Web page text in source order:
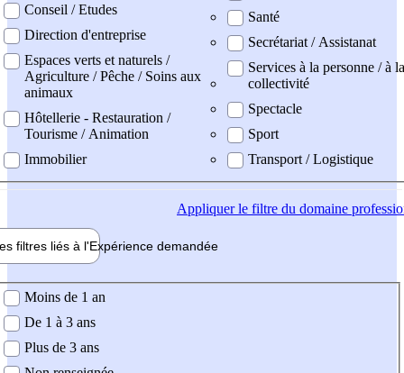
Conseil / Etudes
Direction d'entreprise
Espaces verts et naturels /
Agriculture / Pêche / Soins aux
animaux
Hôtellerie - Restauration /
Tourisme / Animation
Immobilier
Santé
Secrétariat / Assistanat
Services à la personne / à la
collectivité
Spectacle
Sport
Transport / Logistique
Appliquerle filtre du domaine
filtres liés à l'Expérience demandée
demandée
Moins de 1 an
De 1 à 3 ans
Plus de 3 ans